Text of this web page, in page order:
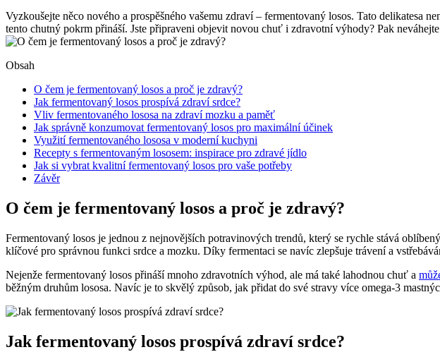
Vyzkoušejte něco nového a prospěšného vašemu zdraví – fermentovaný losos. Tato delikatesa
tento chutný pokrm přináší. Jste připraveni objevit novou chuť i zdravotní výhody? Pak neváhejte
Obsah
O čem je fermentovaný losos a proč je zdravý?
Jak fermentovaný losos prospívá zdraví srdce?
Vliv fermentovaného lososa na zdraví mozku a paměť
Jak správně konzumovat fermentovaný losos pro maximální účinek
Využití fermentovaného lososa v moderní kuchyni
Recepty s fermentovaným lososem: inspirace pro zdravé jídlo
Jak si vybrat kvalitní fermentovaný losos pro vaše potřeby
Závěr
O čem je fermentovaný losos a proč je zdravý?
Fermentovaný losos je jednou z nejnovějších potravinových trendů, který se rychle stává
klíčové pro správnou funkci srdce a mozku. Díky fermentaci se navíc zlepšuje trávení a
Nejenže fermentovaný losos přináší mnoho zdravotních výhod, ale má také lahodnou chuť a
běžným druhům lososa. Navíc je to skvělý způsob, jak přidat do své stravy více omega-3
Jak fermentovaný losos prospívá zdraví srdce?